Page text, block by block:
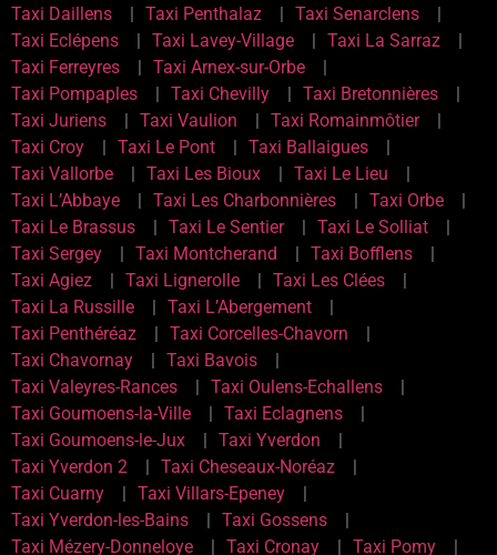
Taxi Daillens
Taxi Penthalaz
Taxi Senarclens
Taxi Eclépens
Taxi Lavey-Village
Taxi La Sarraz
Taxi Ferreyres
Taxi Arnex-sur-Orbe
Taxi Pompaples
Taxi Chevilly
Taxi Bretonnières
Taxi Juriens
Taxi Vaulion
Taxi Romainmôtier
Taxi Croy
Taxi Le Pont
Taxi Ballaigues
Taxi Vallorbe
Taxi Les Bioux
Taxi Le Lieu
Taxi L’Abbaye
Taxi Les Charbonnières
Taxi Orbe
Taxi Le Brassus
Taxi Le Sentier
Taxi Le Solliat
Taxi Sergey
Taxi Montcherand
Taxi Bofflens
Taxi Agiez
Taxi Lignerolle
Taxi Les Clées
Taxi La Russille
Taxi L’Abergement
Taxi Penthéréaz
Taxi Corcelles-Chavorn
Taxi Chavornay
Taxi Bavois
Taxi Valeyres-Rances
Taxi Oulens-Echallens
Taxi Goumoens-la-Ville
Taxi Eclagnens
Taxi Goumoens-le-Jux
Taxi Yverdon
Taxi Yverdon 2
Taxi Cheseaux-Noréaz
Taxi Cuarny
Taxi Villars-Epeney
Taxi Yverdon-les-Bains
Taxi Gossens
Taxi Mézery-Donneloye
Taxi Cronay Taxi Pomy